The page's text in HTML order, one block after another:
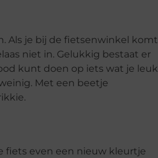
Als je bij de fietsenwinkel komt
niet in. Gelukkig bestaat er
kunt doen op iets wat je leuk
Met een beetje
fiets even een nieuw kleurtje